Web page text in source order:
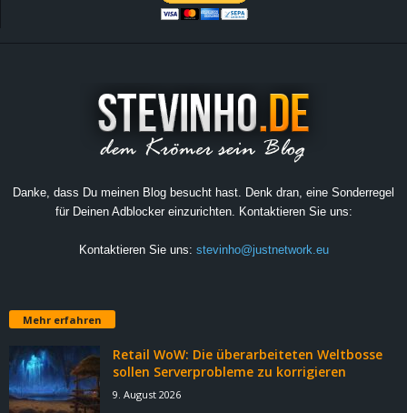
Danke, dass Du meinen Blog besucht hast. Denk dran, eine Sonderregel
für Deinen Adblocker einzurichten. Kontaktieren Sie uns:
Kontaktieren Sie uns: stevinho@justnetwork.eu
Mehr erfahren
Retail WoW: Die überarbeiteten Weltbosse
sollen Serverprobleme zu korrigieren
9. August 2026